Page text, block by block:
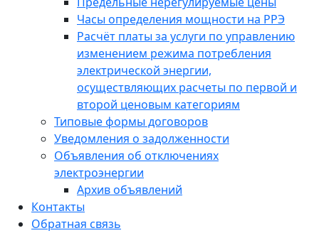
Часы определения мощности на РРЭ
Расчёт платы за услуги по управлению
изменением режима потребления
электрической энергии,
осуществляющих расчеты по первой и
второй ценовым категориям
Типовые формы договоров
Уведомления о задолженности
Объявления об отключениях
электроэнергии
Архив объявлений
Контакты
Обратная связь